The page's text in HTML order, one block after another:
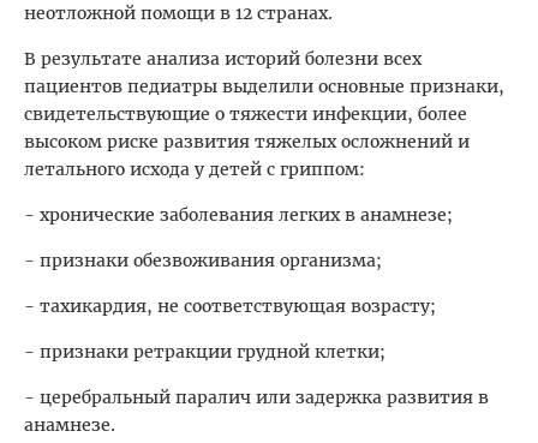
неотложной помощи в 12 странах.
В результате анализа историй болезни всех
пациентов педиатры выделили основные признаки,
свидетельствующие о тяжести инфекции, более
высоком риске развития тяжелых осложнений и
летального исхода у детей с гриппом:
- хронические заболевания легких в анамнезе;
- признаки обезвоживания организма;
- тахикардия, не соответствующая возрасту;
- признаки ретракции грудной клетки;
- церебральный паралич или задержка развития в
анамнезе.